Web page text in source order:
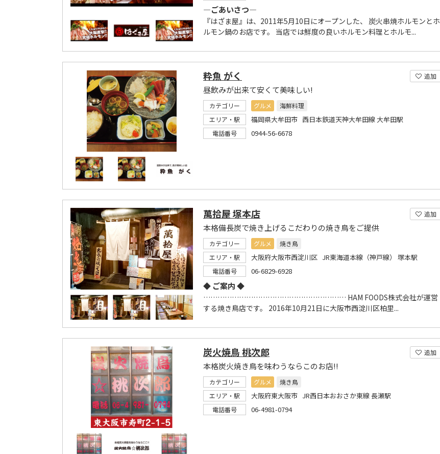
―ごあいさつ―
『はざま屋』は、2011年5月10日にオープンした、 炭火串焼ホルモンとホ
ルモン鍋のお店です。 当店では鮮度の良いホルモン料理とホルモ...
追加
粋魚 がく
昼飲みが出来て安くて美味しい!
カテゴリー グルメ
海鮮料理
エリア・駅
福岡県大牟田市 西日本鉄道天神大牟田線 大牟田駅
電話番号 0944-56-6678
追加
萬拾屋 塚本店
本格備長炭で焼き上げるこだわりの焼き鳥をご提供
カテゴリー グルメ
焼き鳥
エリア・駅
大阪府大阪市西淀川区 JR東海道本線（神戸線） 塚本駅
電話番号 06-6829-6928
◆ ご案内 ◆
…………………………………………………… HAM FOODS株式会社が運営
する焼き鳥店です。 2016年10月21日に大阪市西淀川区柏里...
追加
炭火焼鳥 桃次郎
本格炭火焼き鳥を味わうならこのお店!!
カテゴリー グルメ
焼き鳥
エリア・駅
大阪府東大阪市 JR西日本おおさか東線 長瀬駅
電話番号 06-4981-0794